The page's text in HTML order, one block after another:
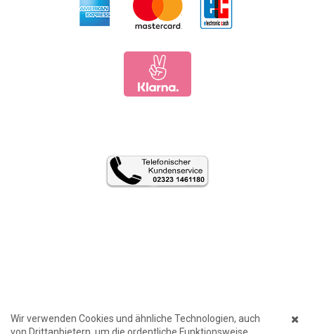
Wir verwenden Cookies und ähnliche Technologien, auch